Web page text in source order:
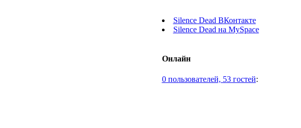
Silence Dead ВКонтакте
Silence Dead на MySpace
Онлайн
0 пользователей, 53 гостей: